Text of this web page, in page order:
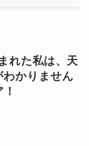
れた私は、天
わかりません